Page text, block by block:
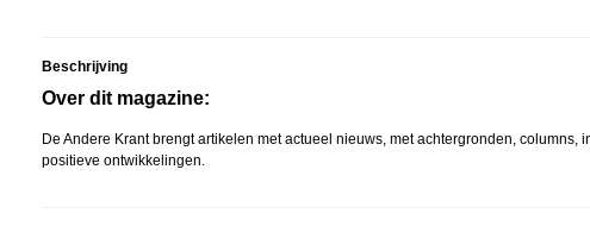
Beschrijving
Over dit magazine:
De Andere Krant brengt artikelen met actueel nieuws, met achtergronden,
positieve ontwikkelingen.